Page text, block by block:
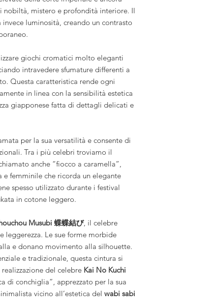
mistero e profondità interiore. Il
luminosità, creando un contrasto
giochi cromatici molto eleganti
intravedere sfumature differenti a
Questa caratteristica rende ogni
in linea con la sensibilità estetica
giapponese fatta di dettagli delicati e
per la sua versatilità e consente di
Tra i più celebri troviamo il
anche “fiocco a caramella”,
femminile che ricorda un elegante
spesso utilizzato durante i festival
in cotone leggero.
Musubi 蝶蝶結び, il celebre
leggerezza. Le sue forme morbide
e donano movimento alla silhouette.
e tradizionale, questa cintura si
del celebre Kai No Kuchi
di conchiglia”, apprezzato per la sua
vicino all’estetica del wabi sabi